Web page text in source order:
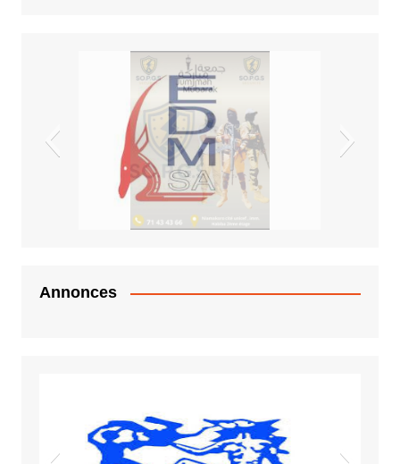
Vigiles spot
Sida VIH
Annonces